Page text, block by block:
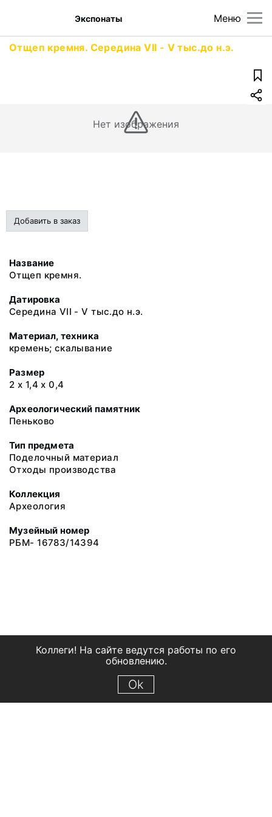
Меню
Экспонаты
Отщеп кремня. Середина VII - V тыс.до н.э.
Нет изображения
Добавить в заказ
Название
Отщеп кремня.
Датировка
Середина VII - V тыс.до н.э.
Материал, техника
кремень; скалывание
Размер
2 х 1,4 х 0,4
Археологический памятник
Пеньково
Тип предмета
Поделочный материал
Отходы производства
Коллекция
Археология
Музейный номер
РБМ- 16783/14394
Коллеги! На сайте ведутся работы по его
обновлению.
Ok